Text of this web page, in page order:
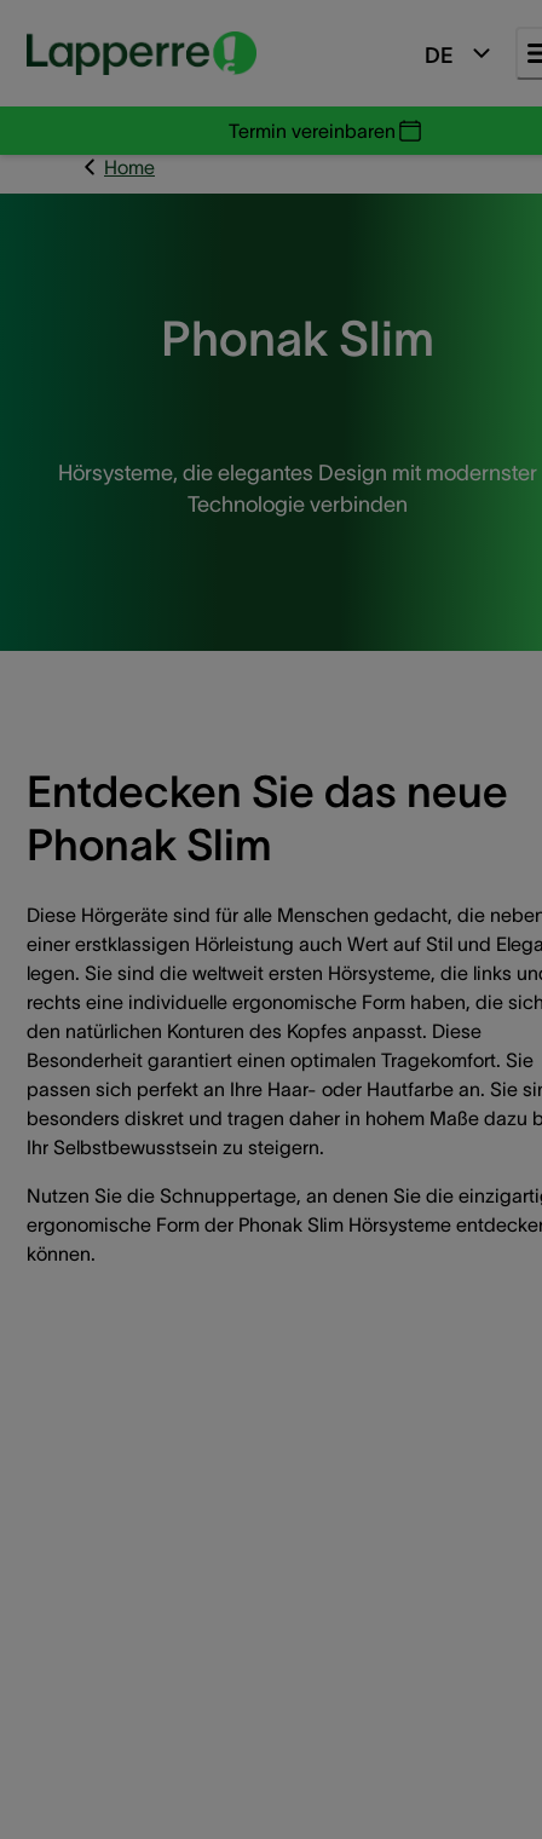
DE
Termin vereinbaren
Home
Phonak Slim
Hörsysteme, die elegantes Design mit modernster
Technologie verbinden
Entdecken Sie das neue
Phonak Slim
Diese Hörgeräte sind für alle Menschen gedacht, die
einer erstklassigen Hörleistung auch Wert auf Stil und
legen. Sie sind die weltweit ersten Hörsysteme, die links
rechts eine individuelle ergonomische Form haben, die
den natürlichen Konturen des Kopfes anpasst. Diese
Besonderheit garantiert einen optimalen Tragekomfort. Sie
passen sich perfekt an Ihre Haar- oder Hautfarbe an. Sie
besonders diskret und tragen daher in hohem Maße dazu
Ihr Selbstbewusstsein zu steigern.
Nutzen Sie die Schnuppertage, an denen Sie die
ergonomische Form der Phonak Slim Hörsysteme
können.